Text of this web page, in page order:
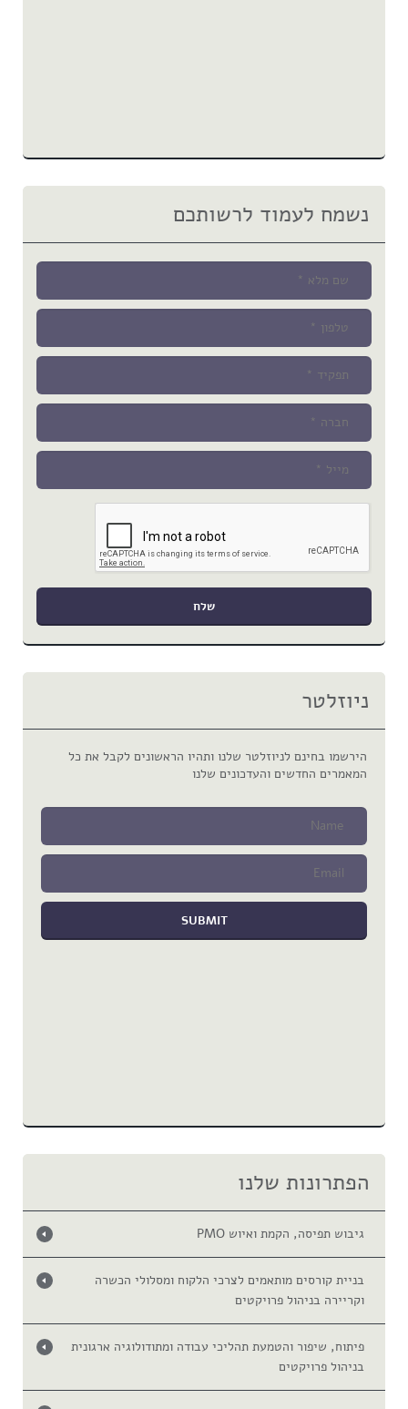
נשמח לעמוד לרשותכם
ניוזלטר
הירשמו בחינם לניוזלטר שלנו ותהיו הראשונים לקבל את כל
המאמרים החדשים והעדכונים שלנו
הפתרונות שלנו
גיבוש תפיסה, הקמת ואיוש PMO
בניית קורסים מותאמים לצרכי הלקוח ומסלולי הכשרה
וקריירה בניהול פרויקטים
פיתוח, שיפור והטמעת תהליכי עבודה ומתודולוגיה ארגונית
בניהול פרויקטים